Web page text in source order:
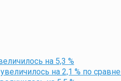
на 5,3 %
на 2,1 % по